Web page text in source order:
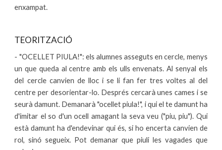
enxampat.
TEORITZACIÓ
- "OCELLET PIULA!": els alumnes asseguts en cercle, menys
un que queda al centre amb els ulls envenats. Al senyal els
del cercle canvien de lloc i se li fan fer tres voltes al del
centre per desorientar-lo. Després cercarà unes cames i se
seurà damunt. Demanarà "ocellet piula!", i qui el te damunt ha
d'imitar el so d'un ocell amagant la seva veu ("piu, piu"). Qui
està damunt ha d'endevinar qui és, si ho encerta canvien de
rol, sinó segueix. Pot demanar que piuli les vagades que